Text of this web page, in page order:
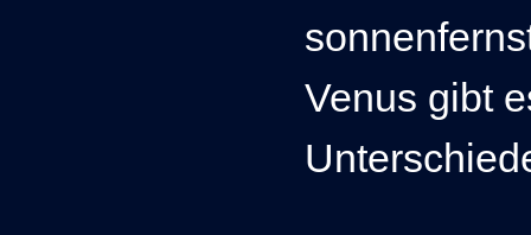
Venus gibt